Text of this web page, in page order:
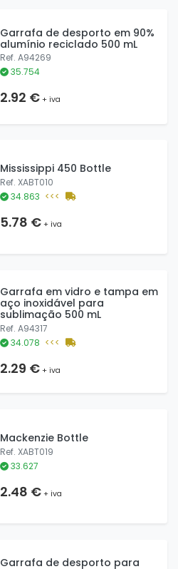
Garrafa de desporto em 90%
alumínio reciclado 500 mL
Ref. A94269
35.754
2.92 €+ iva
Mississippi 450 Bottle
Ref. XABT010
34.863 <<<
5.78 €+ iva
Garrafa em vidro e tampa em
aço inoxidável para
sublimação 500 mL
Ref. A94317
34.078 <<<
2.29 €+ iva
Mackenzie Bottle
Ref. XABT019
33.627
2.48 €+ iva
Garrafa de desporto para